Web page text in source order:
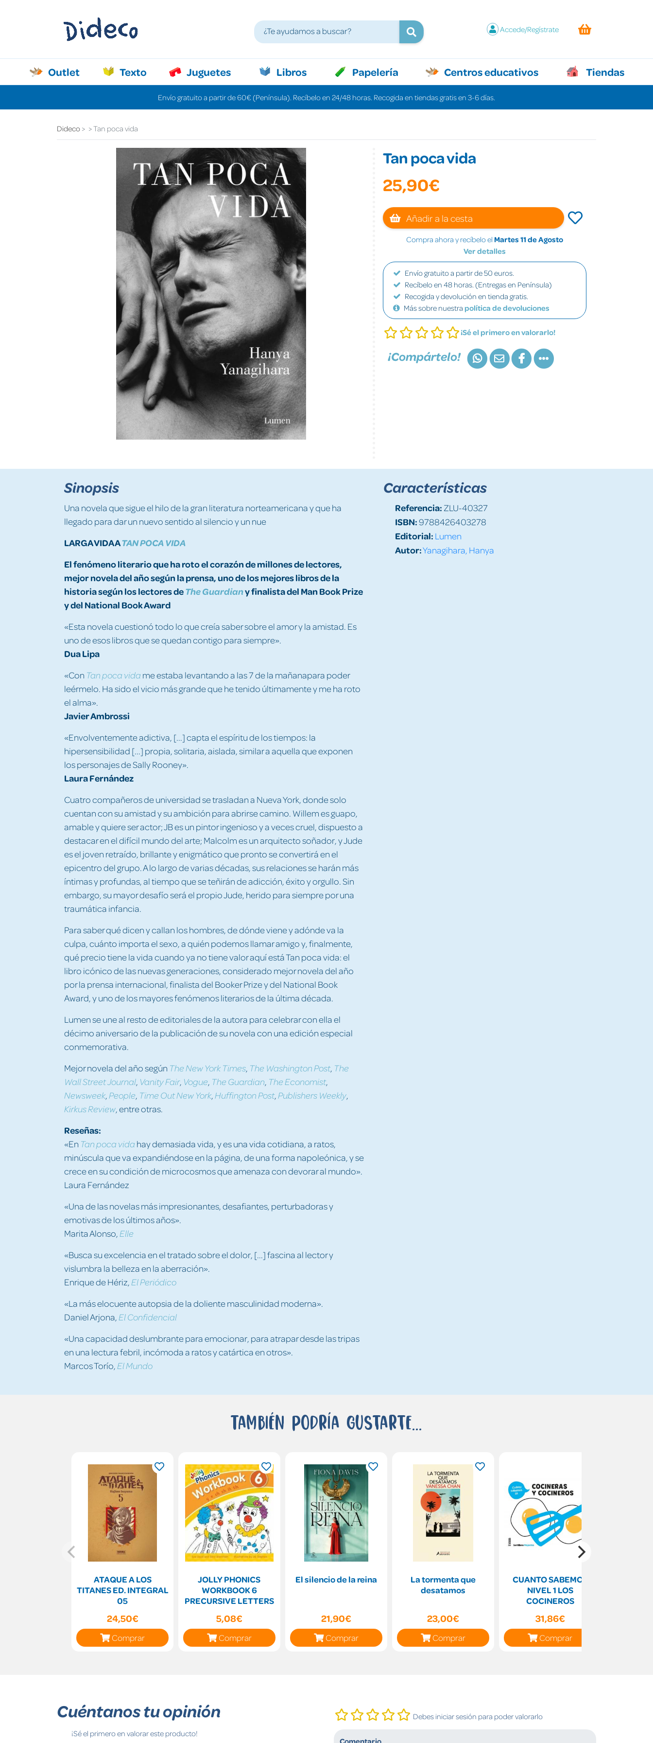
Accede/Regístrate
Outlet Texto Juguetes Libros Papelería Centros educativos Tiendas
Envío gratuito a partir de 60€ (Península). Recíbelo en 24/48 horas. Recogida en tiendas gratis en 3-6 días.
Dideco Tan poca vida
Tan poca vida
25,90€
Añadir a la cesta
Compra ahora y recíbelo el Martes 11 de Agosto
Ver detalles
Envío gratuito a partir de 50 euros.
Recíbelo en 48 horas. (Entregas en Península)
Recogida y devolución en tienda gratis.
Más sobre nuestra política de devoluciones
¡Sé el primero en valorarlo!
¡Compártelo!
Sinopsis
Una novela que sigue el hilo de la gran literatura norteamericana y que ha
llegado para dar un nuevo sentido al silencio y un nue
LARGA VIDA ATAN POCA VIDA
El fenómeno literario que ha roto el corazón de millones de lectores,
mejor novela del año según la prensa, uno de los mejores libros de la
historia según los lectores deThe Guardiany finalista del Man Book Prize
y del National Book Award
«Esta novela cuestionó todo lo que creía saber sobre el amor y la amistad. Es
uno de esos libros que se quedan contigo para siempre».
Dua Lipa
«Con Tan poca vidame estaba levantando a las 7 de la mañanapara poder
leérmelo. Ha sido el vicio más grande que he tenido últimamente y me ha roto
el alma».
Javier Ambrossi
«Envolventemente adictiva, [...] capta el espíritu de los tiempos: la
hipersensibilidad [...] propia, solitaria, aislada, similar a aquella que exponen
los personajes de Sally Rooney».
Laura Fernández
Cuatro compañeros de universidad se trasladan a Nueva York, donde solo
cuentan con su amistad y su ambición para abrirse camino. Willem es guapo,
amable y quiere ser actor; JB es un pintor ingenioso y a veces cruel, dispuesto a
destacar en el difícil mundo del arte; Malcolm es un arquitecto soñador, y Jude
es el joven retraído, brillante y enigmático que pronto se convertirá en el
epicentro del grupo. A lo largo de varias décadas, sus relaciones se harán más
íntimas y profundas, al tiempo que se teñirán de adicción, éxito y orgullo. Sin
embargo, su mayor desafío será el propio Jude, herido para siempre por una
traumática infancia.
Para saber qué dicen y callan los hombres, de dónde viene y adónde va la
culpa, cuánto importa el sexo, a quién podemos llamar amigo y, finalmente,
qué precio tiene la vida cuando ya no tiene valor aquí está Tan poca vida: el
libro icónico de las nuevas generaciones, considerado mejor novela del año
por la prensa internacional, finalista del Booker Prize y del National Book
Award, y uno de los mayores fenómenos literarios de la última década.
Lumen se une al resto de editoriales de la autora para celebrar con ella el
décimo aniversario de la publicación de su novela con una edición especial
conmemorativa.
Mejor novela del año según The New York Times, The Washington Post, The
Wall Street Journal, Vanity Fair, Vogue, The Guardian, The Economist,
Newsweek,People, Time Out New York,Huffington Post,Publishers Weekly,
Kirkus Review, entre otras.
Reseñas:
«En Tan poca vidahay demasiada vida, y es una vida cotidiana, a ratos,
minúscula que va expandiéndose en la página, de una forma napoleónica, y se
crece en su condición de microcosmos que amenaza con devorar al mundo».
Laura Fernández
«Una de las novelas más impresionantes, desafiantes, perturbadoras y
emotivas de los últimos años».
Marita Alonso, Elle
«Busca su excelencia en el tratado sobre el dolor, [...] fascina al lector y
vislumbra la belleza en la aberración».
Enrique de Hériz, El Periódico
«La más elocuente autopsia de la doliente masculinidad moderna».
Daniel Arjona, El Confidencial
«Una capacidad deslumbrante para emocionar, para atrapar desde las tripas
en una lectura febril, incómoda a ratos y catártica en otros».
Marcos Torío, El Mundo
Características
Referencia: ZLU-40327
ISBN:9788426403278
Editorial: Lumen
Autor:Yanagihara, Hanya
También podría gustarte...
ATAQUE A LOS
TITANES ED. INTEGRAL
05
24,50€
Comprar
JOLLY PHONICS
WORKBOOK 6
PRECURSIVE LETTERS
5,08€
Comprar
El silencio de la reina
21,90€
Comprar
La tormenta que
desatamos
23,00€
Comprar
CUANTO SABEMOS
NIVEL 1 LOS
COCINEROS
31,86€
Comprar
Cuéntanos tu opinión
¡Sé el primero en valorar este producto!
Debes iniciar sesión para poder valorarlo